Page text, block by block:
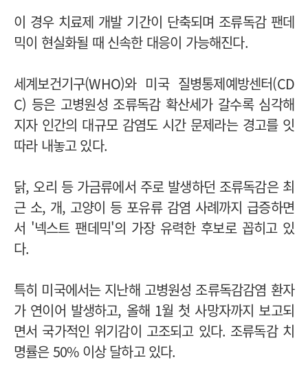
이 경우 치료제 개발 기간이 단축되며 조류독감 팬데
믹이 현실화될 때 신속한 대응이 가능해진다.
세계보건기구(WHO)와 미국 질병통제예방센터(CD
C) 등은 고병원성 조류독감 확산세가 갈수록 심각해
지자 인간의 대규모 감염도 시간 문제라는 경고를 잇
따라 내놓고 있다.
닭, 오리 등 가금류에서 주로 발생하던 조류독감은 최
근 소, 개, 고양이 등 포유류 감염 사례까지 급증하면
서 '넥스트 팬데믹'의 가장 유력한 후보로 꼽히고 있
다.
특히 미국에서는 지난해 고병원성 조류독감감염 환자
가 연이어 발생하고, 올해 1월 첫 사망자까지 보고되
면서 국가적인 위기감이 고조되고 있다. 조류독감 치
명률은 50% 이상 달하고 있다.